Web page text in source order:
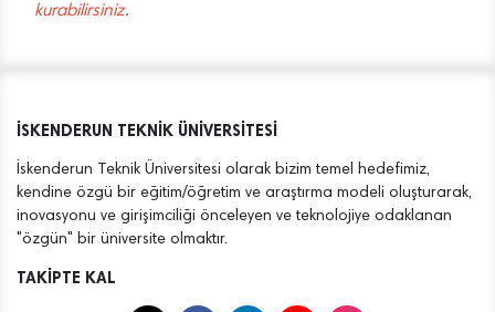
kurabilirsiniz.
İSKENDERUN TEKNİK ÜNİVERSİTESİ
İskenderun Teknik Üniversitesi olarak bizim temel hedefimiz,
kendine özgü bir eğitim/öğretim ve araştırma modeli oluşturarak,
inovasyonu ve girişimciliği önceleyen ve teknolojiye odaklanan
"özgün" bir üniversite olmaktır.
TAKİPTE KAL